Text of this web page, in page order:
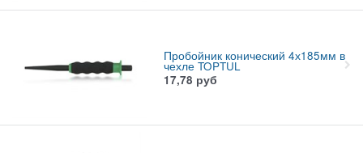
Пробойник конический 4х185мм в
чехле TOPTUL
17,78 руб